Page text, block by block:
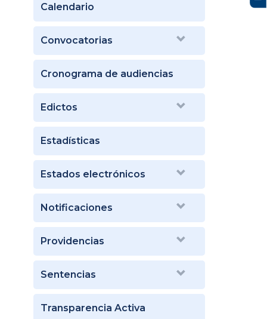
Calendario
Convocatorias
Cronograma de audiencias
Edictos
Estadísticas
Estados electrónicos
Notificaciones
Providencias
Sentencias
Transparencia Activa